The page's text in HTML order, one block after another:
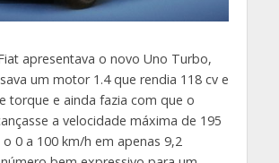
apresentava o novo Uno Turbo,
um motor 1.4 que rendia 118 cv e
torque e ainda fazia com que o
a velocidade máxima de 195
0 a 100 km/h em apenas 9,2